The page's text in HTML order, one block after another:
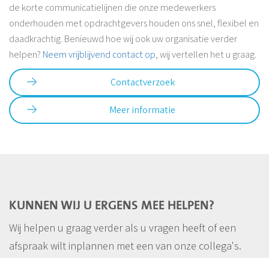
de korte communicatielijnen die onze medewerkers
onderhouden met opdrachtgevers houden ons snel, flexibel en
daadkrachtig. Benieuwd hoe wij ook uw organisatie verder
helpen? Neem vrijblijvend contact op, wij vertellen het u graag.
Contactverzoek
Meer informatie
KUNNEN WIJ U ERGENS MEE HELPEN?
Wij helpen u graag verder als u vragen heeft of een
afspraak wilt inplannen met een van onze collega's.